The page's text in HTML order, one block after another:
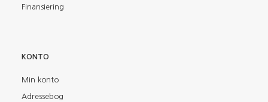
Finansiering
KONTO
Min konto
Adressebog